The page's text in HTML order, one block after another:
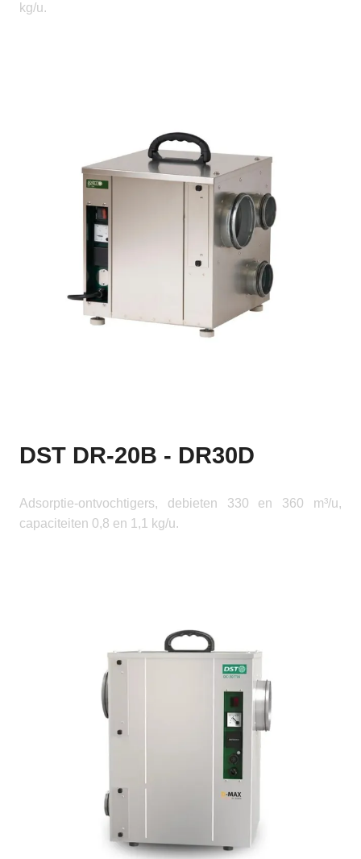
kg/u.
DST DR-20B - DR30D
Adsorptie-ontvochtigers, debieten 330 en 360 m³/u,
capaciteiten 0,8 en 1,1 kg/u.